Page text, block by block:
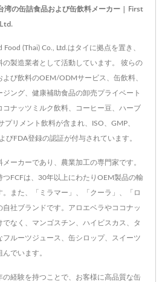
の缶詰食品および缶飲料メーカー | First
(Thai) Co., Ltd.はタイに拠点を置き、
製造業者として活動しています。 彼らの
び飲料のOEM/ODMサービス、缶飲料、
ング、健康補助食品の卸売プライベート
コナッツミルク飲料、コーヒー豆、ハーブ
リメント飲料が含まれ、ISO、GMP、
びFDA登録の認証が付与されています。
ーカーであり、農業加工の専門家です。
つFCFは、30年以上にわたりOEM製品の輸
また、「ミラマー」、「クーラ」、「ロ
社ブランドです。アロエベラやココナッ
なく、マンゴスチン、ハイビスカス、タ
フルーツジュース、缶シロップ、スイーツ
でいます。
の経験を持つことで、お客様に高品質な缶